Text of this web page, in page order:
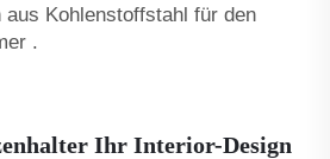
aus Kohlenstoffstahl für den
.
Ihr Interior-Design